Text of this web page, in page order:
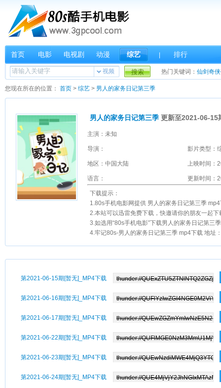
首页 电影 电视剧 动漫 综艺 排行
视频 搜索 热门关键词： 仙剑奇
您现在所在的位置： 首页 > 综艺 > 男人的家务日记第三季
男人的家务日记第三季 更新至2021-06-15
主演：未知
导演： 影片类型：
地区：中国大陆 上映时间：
语言： 更新时间：
下载提示：
1.80s手机电影网提供 男人的家务日记第三季 mp4下载 和 男
2.本站可以迅雷免费下载，快邀请你的朋友一起
3.如选用“80s手机电影”下载男人的家务日记第三
4.牢记80s-男人的家务日记第三季 mp4下载 地址
第2021-06-15期[暂无]_MP4下载
第2021-06-16期[暂无]_MP4下载
第2021-06-17期[暂无]_MP4下载
第2021-06-22期[暂无]_MP4下载
第2021-06-23期[暂无]_MP4下载
第2021-06-24期[暂无]_MP4下载